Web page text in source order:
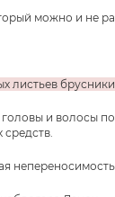
можно и не
и волосы
непереносимость